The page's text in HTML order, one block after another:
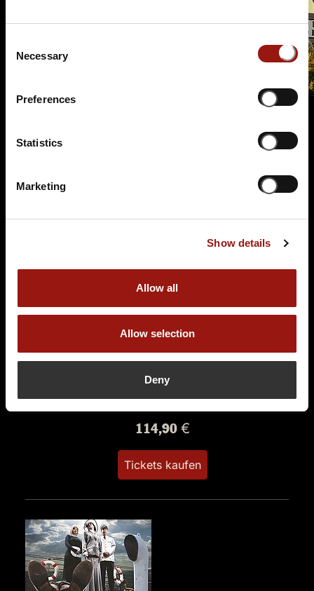
Selection
Necessary
Preferences
Statistics
Marketing
Show details
Allow all
Allow selection
Deny
Terminüberblick
14.11.2026 19:00 Uhr
Getränke im Preis enthalten
Schloss Horneck 1
74831 Gundelsheim am Neckar
Auf der Karte anzeigen
114,90 €
Tickets kaufen